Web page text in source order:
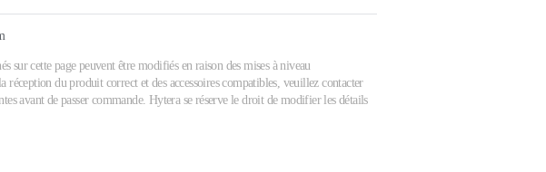
sur cette page peuvent être modifiés en raison des mises à niveau
du produit correct et des accessoires compatibles, veuillez contacter
avant de passer commande. Hytera se réserve le droit de modifier les détails